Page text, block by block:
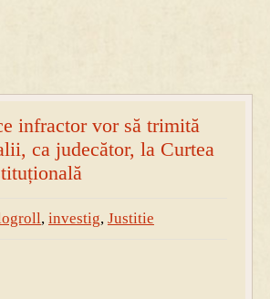
de porci în costume, cu gulere albe
infractor vor să trimită
ca judecător, la Curtea
, investig, Justitie